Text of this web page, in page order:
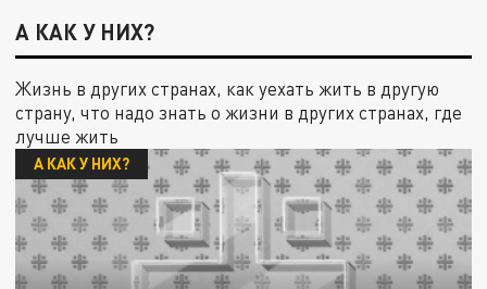
А КАК У НИХ?
Жизнь в других странах, как уехать жить в другую
страну, что надо знать о жизни в других странах, где
лучше жить
А КАК У НИХ?